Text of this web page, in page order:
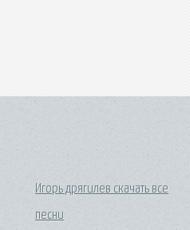
Игорь дрягилев скачать все
песни